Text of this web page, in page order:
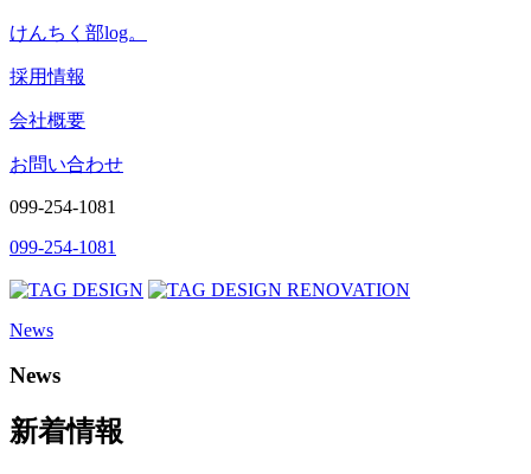
けんちく部log。
採用情報
会社概要
お問い合わせ
099-254-1081
099-254-1081
News
News
新着情報